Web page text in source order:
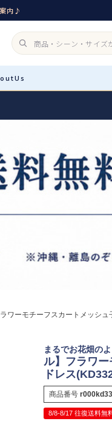
内♪
Us
3
07 販売・共通の
品質・返品・お
08 送料・お支払
09
電話・メール・
ラワーモチーフスカートメッシ
まるでお花畑の
ル】フラワ
ドレス
商品番号
8/8-8/17 往復送料無